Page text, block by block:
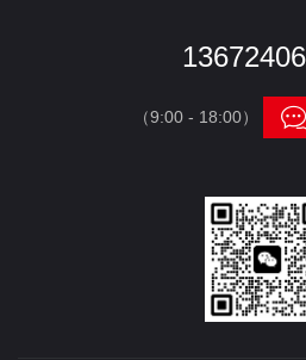
（9:00 - 18:00）